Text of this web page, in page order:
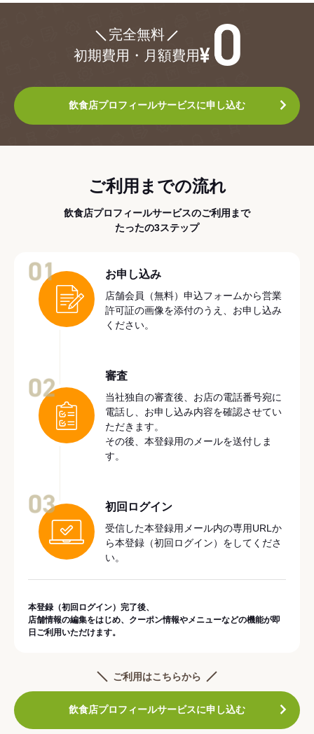
完全無料
初期費用・月額費用
飲食店プロフィールサービスに申し込む
ご利用までの流れ
飲食店プロフィールサービスのご利用まで
たったの3ステップ
お申し込み
店舗会員（無料）申込フォームから営業
許可証の画像を添付のうえ、お申し込み
ください。
審査
当社独自の審査後、お店の電話番号宛に
電話し、お申し込み内容を確認させてい
ただきます。
その後、本登録用のメールを送付しま
す。
初回ログイン
受信した本登録用メール内の専用URLか
ら本登録（初回ログイン）をしてくださ
い。
本登録（初回ログイン）完了後、
店舗情報の編集をはじめ、クーポン情報やメニューなどの機能が即
日ご利用いただけます。
ご利用はこちらから
飲食店プロフィールサービスに申し込む